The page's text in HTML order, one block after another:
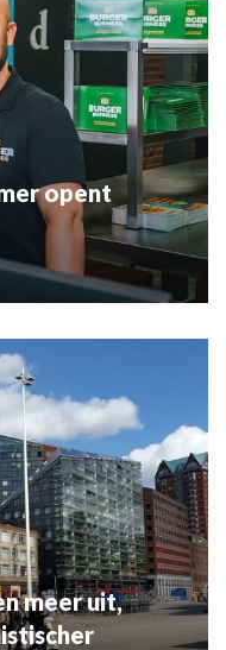
opent
meer uit,